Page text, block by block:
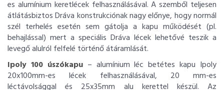
es alumínium keretlécek felhasználásával. A szemből teljesen
átlátásbiztos Dráva konstrukciónak nagy előnye, hogy normál
szél terhelés esetén sem gátolja a kapu működését (pl.
behajlással) mert a speciális Dráva lécek lehetővé teszik a
levegő alulról felfelé történő átáramlását.
Ipoly 100 úszókapu– alumínium léc betétes kapu Ipoly
20x100mm-es lécek felhasználásával, 20 mm-es
léctávolsággal és 25x35mm alu kerettel készül. Az